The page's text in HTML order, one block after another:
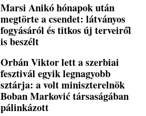
Marsi Anikó hónapok után
megtörte a csendet: látványos
fogyásáról és titkos új terveiről
is beszélt
Orbán Viktor lett a szerbiai
fesztivál egyik legnagyobb
sztárja: a volt miniszterelnök
Boban Marković társaságában
pálinkázott